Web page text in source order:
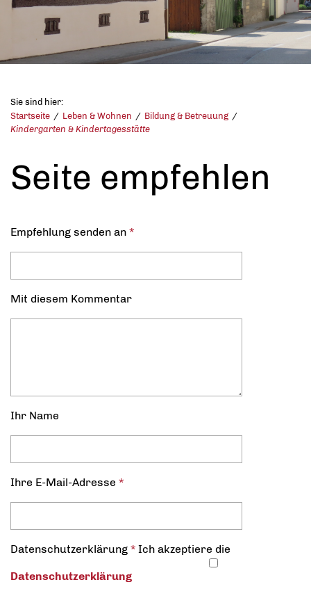
Sie sind hier:
Startseite
Leben & Wohnen
Bildung & Betreuung
Kindergarten & Kindertagesstätte
Seite empfehlen
Empfehlung senden an *
Mit diesem Kommentar
Ihr Name
Ihre E-Mail-Adresse *
Datenschutz­erklärung * Ich akzeptiere die
Datenschutz­erklärung